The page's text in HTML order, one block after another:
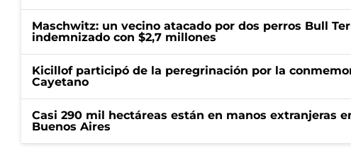
Maschwitz: un vecino atacado por dos perros Bull
indemnizado con $2,7 millones
Kicillof participó de la peregrinación por la
Cayetano
Casi 290 mil hectáreas están en manos extranjeras
Buenos Aires